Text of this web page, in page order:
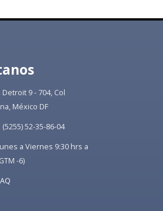
Detroit 9 - 704, Col
México DF
(5255) 52-35-86-04
a Viernes 9:30 hrs a
-6)